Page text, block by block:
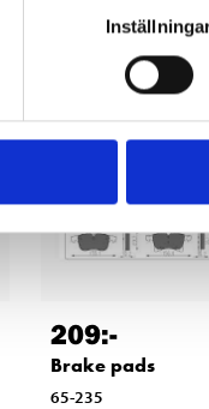
209:-
Brake pads
65-235